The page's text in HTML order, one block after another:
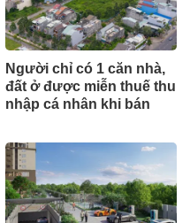
Người chỉ có 1 căn nhà,
đất ở được miễn thuế thu
nhập cá nhân khi bán